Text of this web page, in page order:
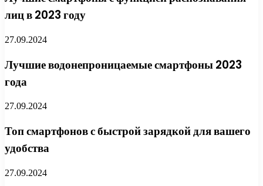
лиц в 2023 году
27.09.2024
Лучшие водонепроницаемые смартфоны 2023
года
27.09.2024
Топ смартфонов с быстрой зарядкой для вашего
удобства
27.09.2024